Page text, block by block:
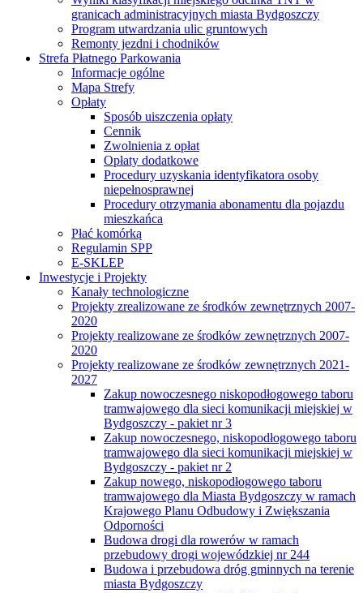
granicach administracyjnych miasta Bydgoszczy
Program utwardzania ulic gruntowych
Remonty jezdni i chodników
Strefa Płatnego Parkowania
Informacje ogólne
Mapa Strefy
Opłaty
Sposób uiszczenia opłaty
Cennik
Zwolnienia z opłat
Opłaty dodatkowe
Procedury uzyskania identyfikatora osoby
niepełnosprawnej
Procedury otrzymania abonamentu dla pojazdu
mieszkańca
Płać komórką
Regulamin SPP
E-SKLEP
Inwestycje i Projekty
Kanały technologiczne
Projekty zrealizowane ze środków zewnętrznych 2007-
2020
Projekty realizowane ze środków zewnętrznych 2007-
2020
Projekty realizowane ze środków zewnętrznych 2021-
2027
Zakup nowoczesnego niskopodłogowego taboru
tramwajowego dla sieci komunikacji miejskiej w
Bydgoszczy - pakiet nr 3
Zakup nowoczesnego, niskopodłogowego taboru
tramwajowego dla sieci komunikacji miejskiej w
Bydgoszczy - pakiet nr 2
Zakup nowego, niskopodłogowego taboru
tramwajowego dla Miasta Bydgoszczy w ramach
Krajowego Planu Odbudowy i Zwiększania
Odporności
Budowa drogi dla rowerów w ramach
przebudowy drogi wojewódzkiej nr 244
Budowa i przebudowa dróg gminnych na terenie
miasta Bydgoszczy